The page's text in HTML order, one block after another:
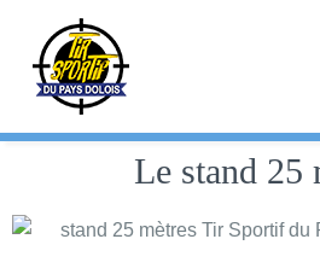
content
Le stand 25